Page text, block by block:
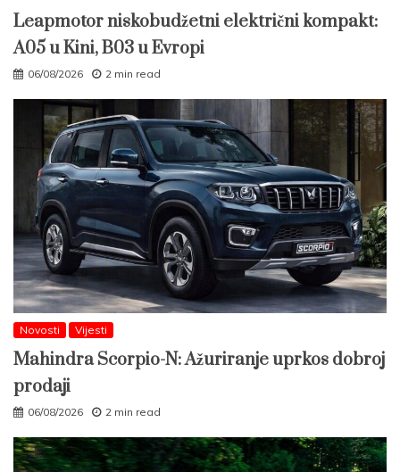
Leapmotor niskobudžetni električni kompakt:
A05 u Kini, B03 u Evropi
06/08/2026 2 min read
Novosti Vijesti
Mahindra Scorpio-N: Ažuriranje uprkos dobroj
prodaji
06/08/2026 2 min read